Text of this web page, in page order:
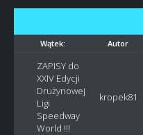
Wątek: Autor
ZAPISY do
XXIV Edycji
Drużynowej
Ligi
Speedway
World !!!
kropek81